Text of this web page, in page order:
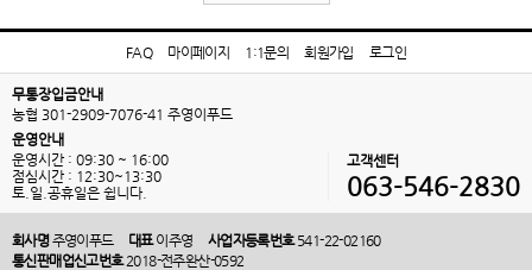
FAQ 마이페이지 1:1문의 회원가입 로그인
무통장입금안내
농협 301-2909-7076-41 주영이푸드
운영안내
운영시간 : 09:30 ~ 16:00
점심시간 : 12:30~13:30
토.일.공휴일은 쉽니다.
고객센터
063-546-2830
회사명주영이푸드 대표이주영 사업자등록번호541-22-02160
통신판매업신고번호2018-전주완산-0592